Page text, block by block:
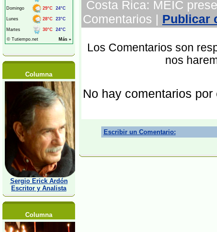
Columna
Sergio Erick Ardón
Escritor y Analista
Columna
Costa Rica: MEIC
Comentarios | Publicar
Los Comentarios son
nos
No hay comentarios por
Escribir un Comentario: